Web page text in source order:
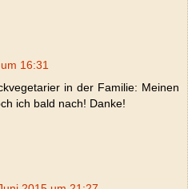
16:31
in der Familie: Meinen
ich bald nach! Danke!